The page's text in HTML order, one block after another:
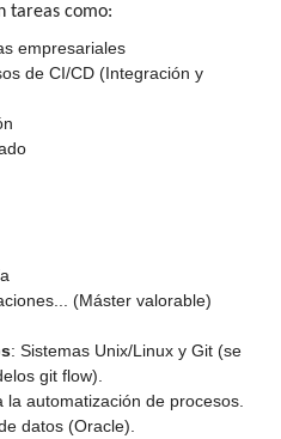
tareas como:
empresariales
de CI/CD (Integración y
(Máster valorable)
: Sistemas Unix/Linux y Git (se
git flow).
la automatización de procesos.
datos (Oracle)